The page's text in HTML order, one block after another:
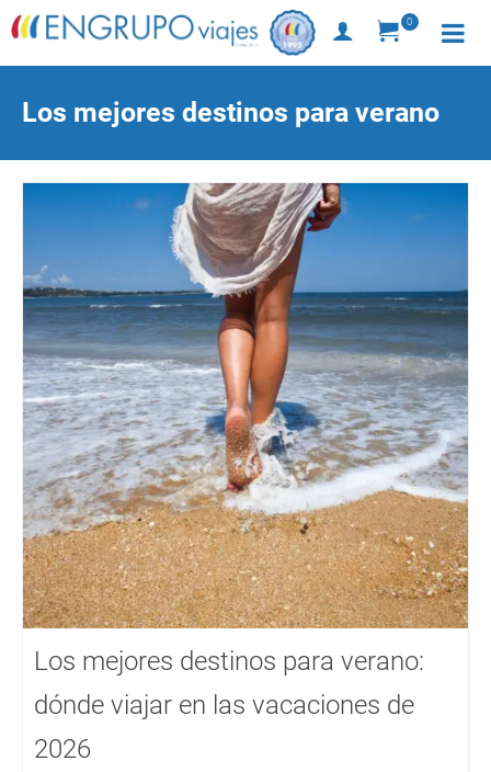
0
Los mejores destinos para verano
Los mejores destinos para verano:
dónde viajar en las vacaciones de
2026